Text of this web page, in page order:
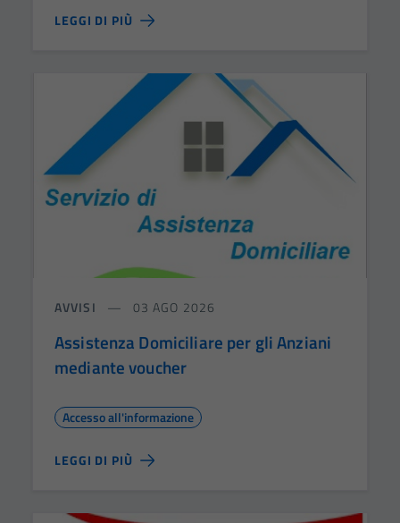
LEGGI DI PIÙ
AVVISI 03 AGO 2026
Assistenza Domiciliare per gli Anziani
mediante voucher
Accesso all'informazione
LEGGI DI PIÙ